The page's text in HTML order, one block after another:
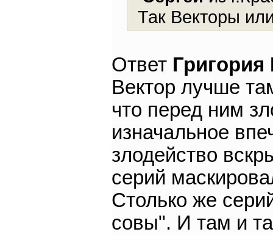
Так Векторы
Ответ
Вектор лучше
что перед ним
изначальное
злодейство
серий
Столько же
совы". И там и